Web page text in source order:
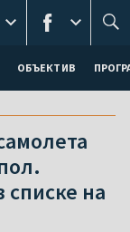
ОБЪЕКТИВ
на